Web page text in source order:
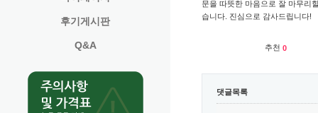
후기게시판
Q&A
문을 따뜻한 마음으로 잘 마무리
습니다. 진심으로 감사드립니다!
추천 0
댓글목록